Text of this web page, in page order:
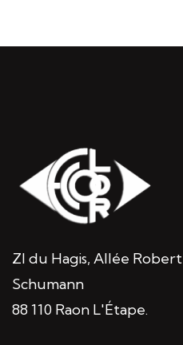
ZI du Hagis, Allée Robert
Schumann
88 110 Raon L'Étape.